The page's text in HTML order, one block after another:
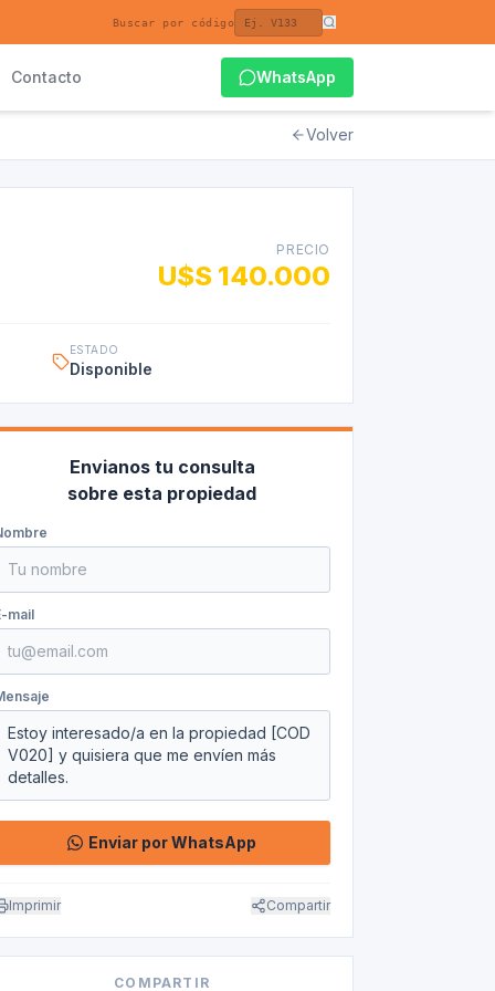
Buscar por código
Contacto WhatsApp
Volver
PRECIO
U$S 140.000
ESTADO
Disponible
Envianos tu consulta
sobre esta propiedad
mail
Enviar por WhatsApp
Imprimir Compartir
COMPARTIR